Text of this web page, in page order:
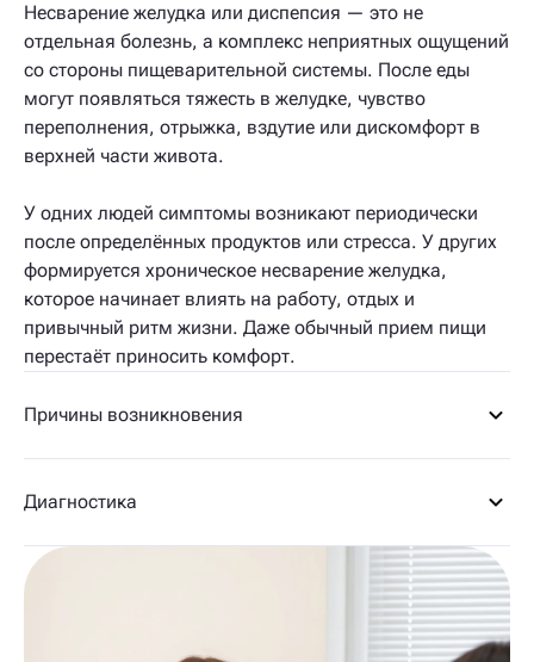
Несварение желудка или диспепсия — это не
отдельная болезнь, а комплекс неприятных ощущений
со стороны пищеварительной системы. После еды
могут появляться тяжесть в желудке, чувство
переполнения, отрыжка, вздутие или дискомфорт в
верхней части живота.
У одних людей симптомы возникают периодически
после определённых продуктов или стресса. У других
формируется хроническое несварение желудка,
которое начинает влиять на работу, отдых и
привычный ритм жизни. Даже обычный прием пищи
перестаёт приносить комфорт.
Причины возникновения
Диагностика